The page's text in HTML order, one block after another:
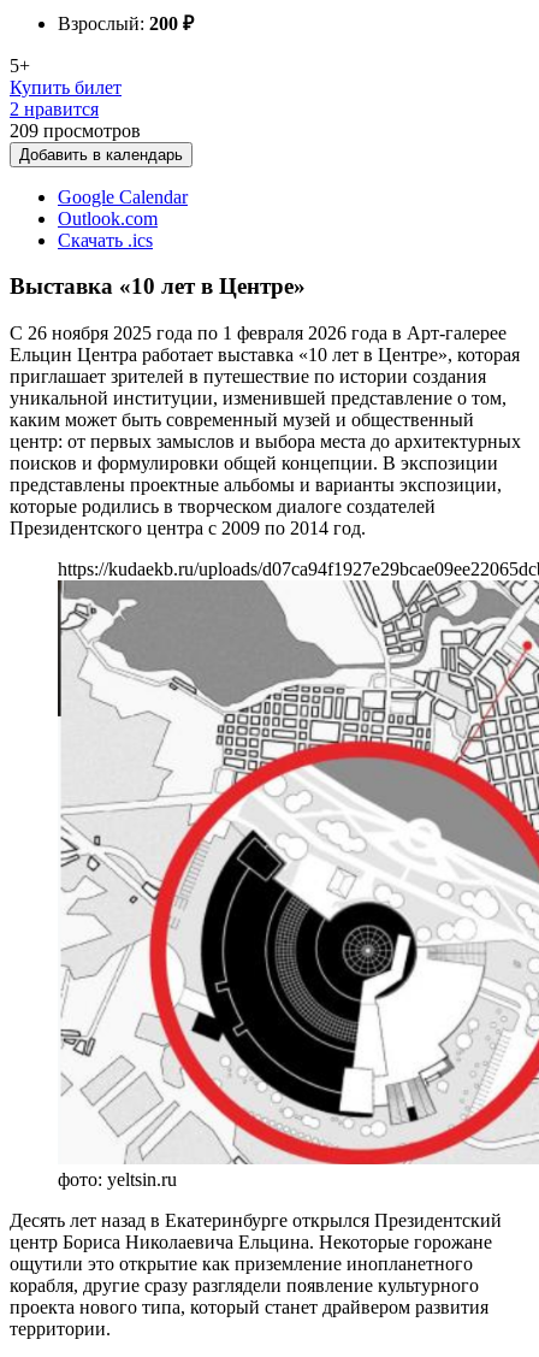
Взрослый: 200 ₽
5+
Купить билет
2 нравится
209 просмотров
Добавить в календарь
Google Calendar
Outlook.com
Скачать .ics
Выставка «10 лет в Центре»
С 26 ноября 2025 года по 1 февраля 2026 года в Арт-галерее
Ельцин Центра работает выставка «10 лет в Центре», которая
приглашает зрителей в путешествие по истории создания
уникальной институции, изменившей представление о том,
каким может быть современный музей и общественный
центр: от первых замыслов и выбора места до архитектурных
поисков и формулировки общей концепции. В экспозиции
представлены проектные альбомы и варианты экспозиции,
которые родились в творческом диалоге создателей
Президентского центра с 2009 по 2014 год.
https://kudaekb.ru/uploads/
фото: yeltsin.ru
Десять лет назад в Екатеринбурге открылся Президентский
центр Бориса Николаевича Ельцина. Некоторые горожане
ощутили это открытие как приземление инопланетного
корабля, другие сразу разглядели появление культурного
проекта нового типа, который станет драйвером развития
территории.